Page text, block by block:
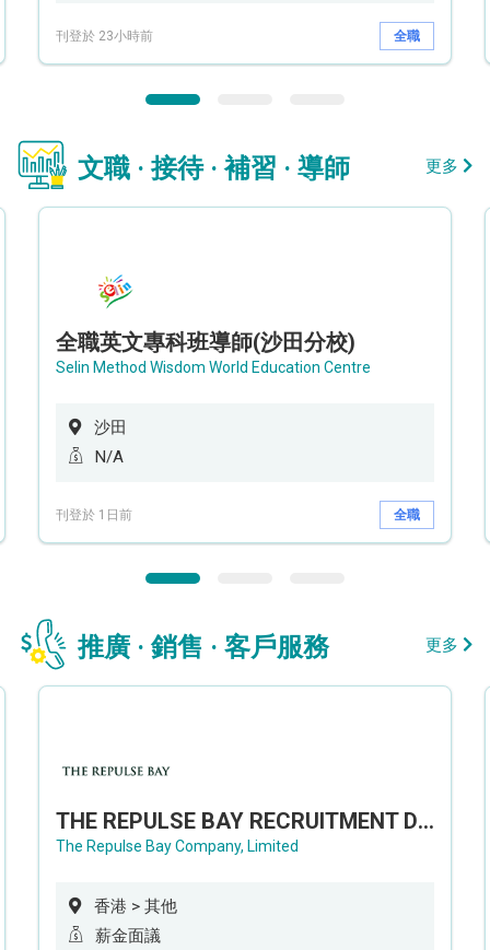
刊登於 23小時前 全職
文職 · 接待 · 補習 · 導師 更多
全職英文專科班導師(沙田分校)
Selin Method Wisdom World Education Centre
沙田
N/A
刊登於 1日前 全職
推廣 · 銷售 · 客戶服務 更多
THE REPULSE BAY RECRUITMENT DAY 淺水灣影灣園人才招聘會
The Repulse Bay Company, Limited
香港 > 其他
薪金面議